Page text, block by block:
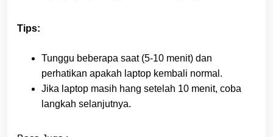
Tips:
Tunggu beberapa saat (5-10 menit) dan
perhatikan apakah laptop kembali normal.
Jika laptop masih hang setelah 10 menit, coba
langkah selanjutnya.